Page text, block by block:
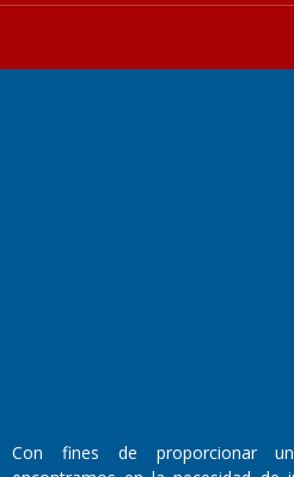
Con fines de proporcionar